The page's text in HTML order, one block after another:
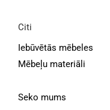
Citi
Iebūvētās mēbeles
Mēbeļu materiāli
Seko mums